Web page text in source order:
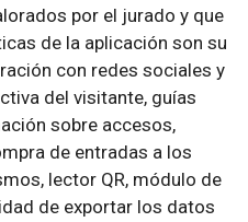
por el jurado y que
de la aplicación son su
con redes sociales y
del visitante, guías
sobre accesos,
de entradas a los
lector QR, módulo de
de exportar los datos